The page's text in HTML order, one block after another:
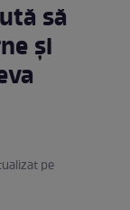
să
și
pe